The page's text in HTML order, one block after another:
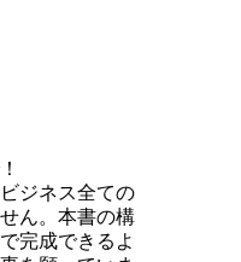
ジネス全ての
ん。本書の構
完成できるよ